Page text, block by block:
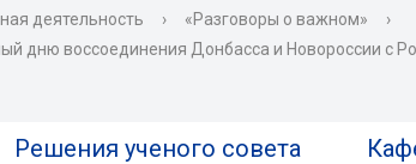
деятельность › «Разговоры о важном»
›
дню воссоединения Донбасса и Новороссии с
Решения ученого совета